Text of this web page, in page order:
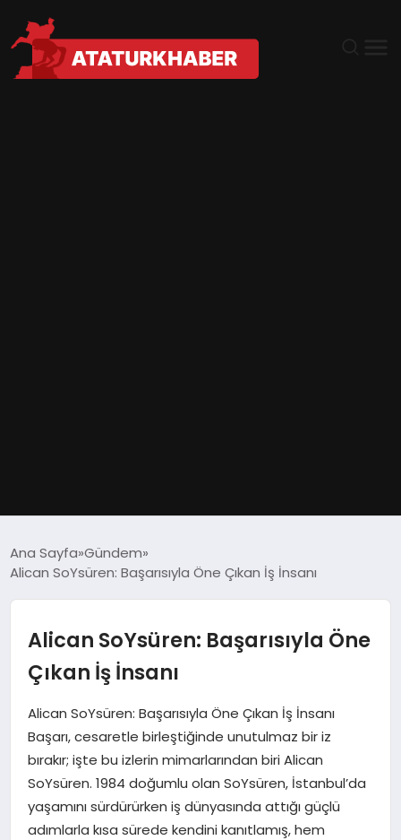
EĞITIM
EKONOMI
MAGAZIN
SAĞLIK
SIYASET
Ana Sayfa Gündem
Alican SoYsüren: Başarısıyla Öne Çıkan İş İnsanı
Alican SoYsüren: Başarısıyla Öne
Çıkan İş İnsanı
Alican SoYsüren: Başarısıyla Öne Çıkan İş İnsanı
Başarı, cesaretle birleştiğinde unutulmaz bir iz
bırakır; işte bu izlerin mimarlarından biri Alican
SoYsüren. 1984 doğumlu olan SoYsüren, İstanbul’da
yaşamını sürdürürken iş dünyasında attığı güçlü
adımlarla kısa sürede kendini kanıtlamış, hem